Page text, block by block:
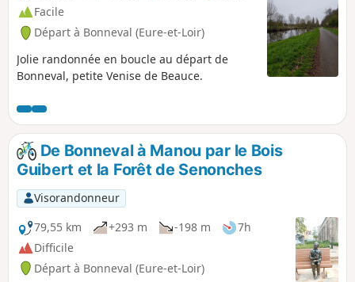
Facile
Départ à Bonneval (Eure-et-Loir)
Jolie randonnée en boucle au départ de
Bonneval, petite Venise de Beauce.
De Bonneval à Manou par le Bois
Guibert et la Forêt de Senonches
Visorandonneur
79,55 km
+293 m -198 m
7h
Difficile
Départ à Bonneval (Eure-et-Loir)